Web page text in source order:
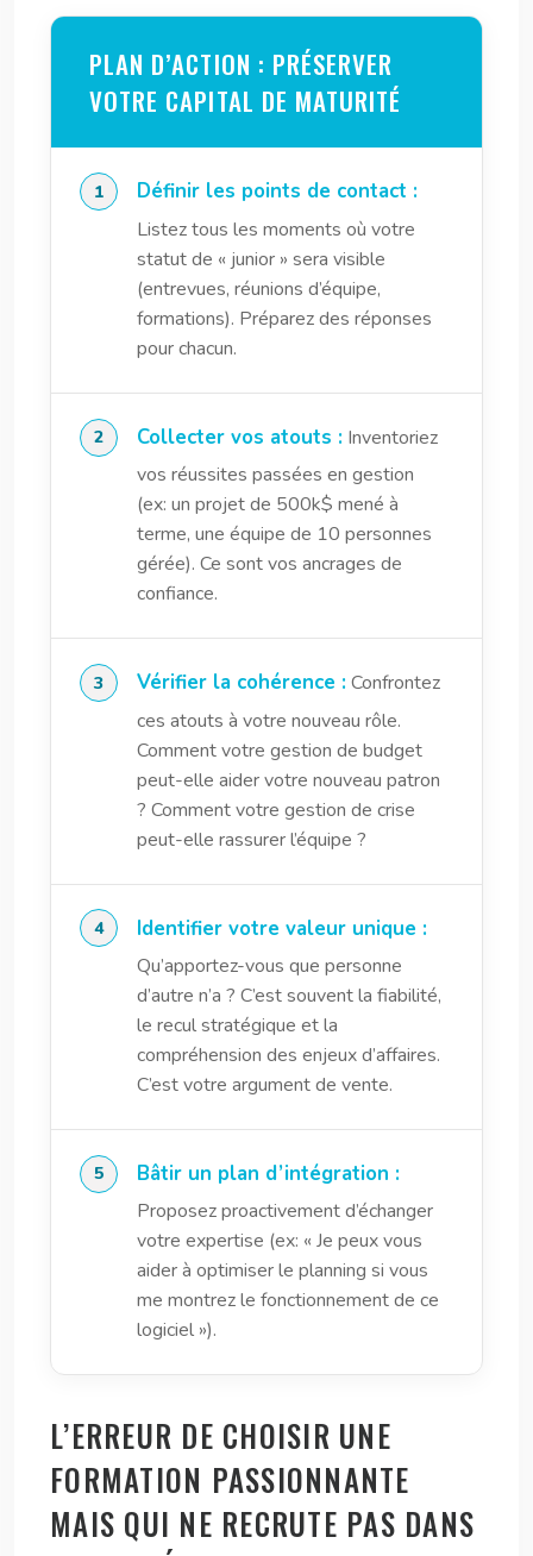
PLAN D’ACTION : PRÉSERVER
VOTRE CAPITAL DE MATURITÉ
Définir les points de contact :
Listez tous les moments où votre
statut de « junior » sera visible
(entrevues, réunions d’équipe,
formations). Préparez des réponses
pour chacun.
Collecter vos atouts : Inventoriez
vos réussites passées en gestion
(ex: un projet de 500k$ mené à
terme, une équipe de 10 personnes
gérée). Ce sont vos ancrages de
confiance.
Vérifier la cohérence : Confrontez
ces atouts à votre nouveau rôle.
Comment votre gestion de budget
peut-elle aider votre nouveau patron
? Comment votre gestion de crise
peut-elle rassurer l’équipe ?
Identifier votre valeur unique :
Qu’apportez-vous que personne
d’autre n’a ? C’est souvent la fiabilité,
le recul stratégique et la
compréhension des enjeux d’affaires.
C’est votre argument de vente.
Bâtir un plan d’intégration :
Proposez proactivement d’échanger
votre expertise (ex: « Je peux vous
aider à optimiser le planning si vous
me montrez le fonctionnement de ce
logiciel »).
L’ERREUR DE CHOISIR UNE
FORMATION PASSIONNANTE
MAIS QUI NE RECRUTE PAS DANS